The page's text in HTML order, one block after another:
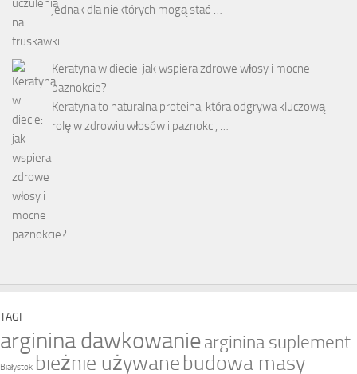
jednak dla niektórych mogą stać …
Keratyna w diecie: jak wspiera zdrowe włosy i mocne
paznokcie?
Keratyna to naturalna proteina, która odgrywa kluczową
rolę w zdrowiu włosów i paznokci, …
TAGI
arginina dawkowaniearginina suplement
Białystok bieżnie używanebudowa masy